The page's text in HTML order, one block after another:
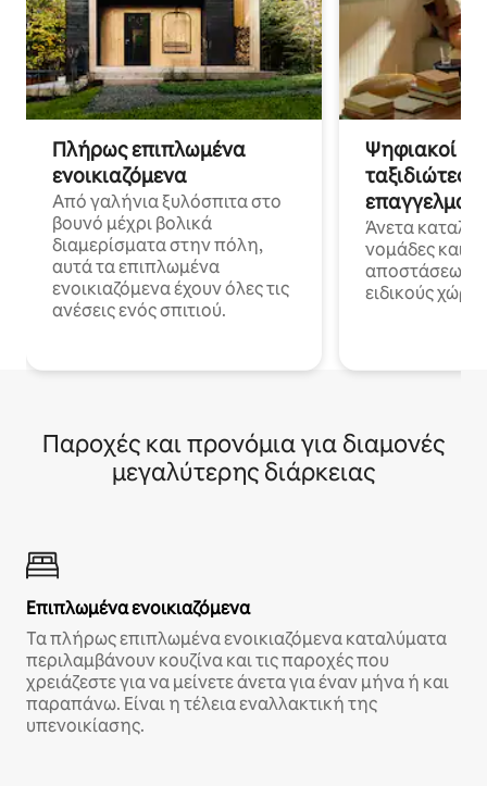
Πλήρως επιπλωμένα
ενοικιαζόμενα
Από γαλήνια ξυλόσπιτα στο
βουνό μέχρι βολικά
διαμερίσματα στην πόλη,
αυτά τα επιπλωμένα
ενοικιαζόμενα έχουν όλες τις
ανέσεις ενός σπιτιού.
Ψηφιακοί
ταξιδιώτες
Άνετα
νομάδες και
αποστάσεως
ειδικούς
Παροχές και προνόμια για διαμονές
μεγαλύτερης διάρκειας
Επιπλωμένα ενοικιαζόμενα
Τα πλήρως επιπλωμένα ενοικιαζόμενα καταλύματα
περιλαμβάνουν κουζίνα και τις παροχές που
χρειάζεστε για να μείνετε άνετα για έναν μήνα ή και
παραπάνω. Είναι η τέλεια εναλλακτική της
υπενοικίασης.